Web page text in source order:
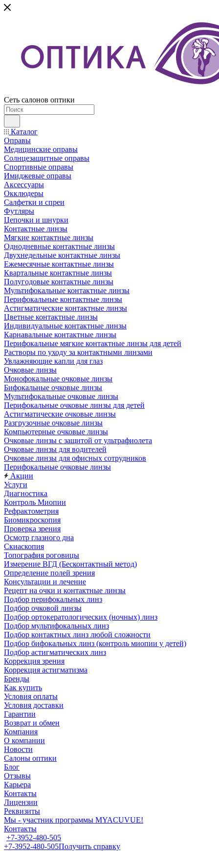
Сеть салонов оптики
Каталог
Оправы
Медицинские оправы
Солнцезащитные оправы
Спортивные оправы
Имиджевые оправы
Аксессуары
Окклюдеры
Салфетки и спреи
Футляры
Цепочки и шнурки
Контактные линзы
Мягкие контактные линзы
Однодневные контактные линзы
Двухнедельные контактные линзы
Ежемесячные контактные линзы
Квартальные контактные линзы
Полугодовые контактные линзы
Мультифокальные контактные линзы
Перифокальные контактные линзы
Астигматические контактные линзы
Цветные контактные линзы
Индивидуальные контактные линзы
Карнавальные контактные линзы
Перифокальные мягкие контактные линзы для детей
Растворы по уходу за контактными линзами
Увлажняющие капли для глаз
Очковые линзы
Монофокальные очковые линзы
Бифокальные очковые линзы
Мультифокальные очковые линзы
Перифокальные очковые линзы для детей
Астигматические очковые линзы
Разгрузочные очковые линзы
Компьютерные очковые линзы
Очковые линзы с защитой от ультрафиолета
Очковые линзы для водителей
Очковые линзы для офисных сотрудников
Перифокальные очковые линзы
Акции
Услуги
Диагностика
Контроль Миопии
Рефрактометрия
Биомикроскопия
Проверка зрения
Осмотр глазного дна
Скиаскопия
Топография роговицы
Измерение ВГД (Бесконтактный метод)
Определение полей зрения
Консультации и лечение
Рецепт на очки и контактные линзы
Подбор перифокальных линз
Подбор очковой линзы
Подбор ортокератологических (ночных) линз
Подбор мультифокальных линз
Подбор контактных линз любой сложности
Подбор бифокальных линз (контроль миопии у детей)
Подбор астигматических линз
Коррекция зрения
Коррекция астигматизма
Бренды
Как купить
Условия оплаты
Условия доставки
Гарантии
Возврат и обмен
Компания
О компании
Новости
Салоны оптики
Блог
Отзывы
Карьера
Контакты
Лицензии
Реквизиты
Мы - участник программы MYACUVUE!
Контакты
+7-3952-480-505
+7-3952-480-505Получить справку